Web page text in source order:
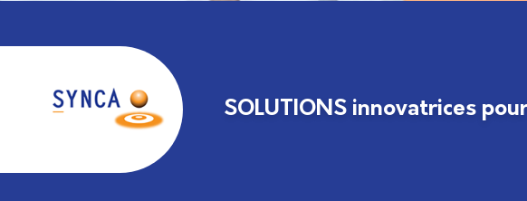
SOLUTIONS innovatrices